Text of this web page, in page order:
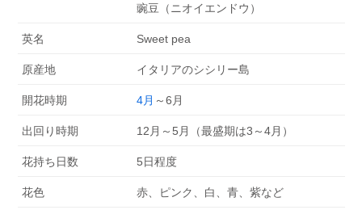
豌豆（ニオイエンドウ）
英名 Sweet pea
原産地 イタリアのシシリー島
開花時期 4月 ～6月
出回り時期 12月～5月（最盛期は3～4月）
花持ち日数 5日程度
花色 赤、ピンク、白、青、紫など